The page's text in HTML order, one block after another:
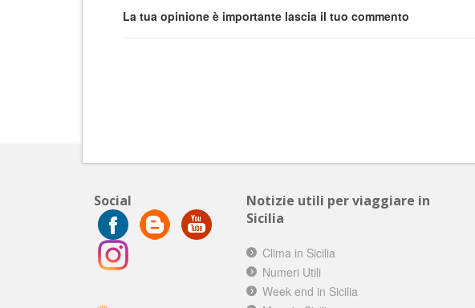
La tua opinione è importante lascia il tuo commento
Social
Notizie utili per viaggiare in
Sicilia
Clima in Sicilia
Numeri Utili
Week end in Sicilia